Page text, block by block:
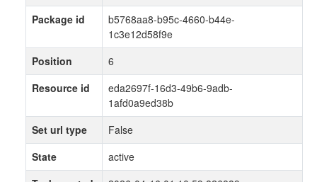
Package id
b5768aa8-b95c-4660-b44e-
1c3e12d58f9e
Position
6
Resource id
eda2697f-16d3-49b6-9adb-
1afd0a9ed38b
Set url type
False
State
active